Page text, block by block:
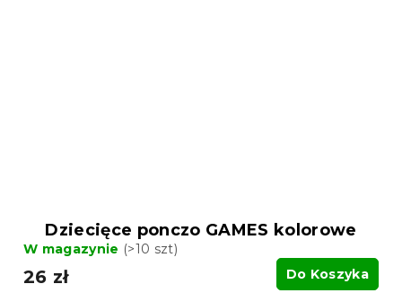
Dziecięce ponczo GAMES kolorowe
W magazynie (>10 szt)
26 zł Do Koszyka